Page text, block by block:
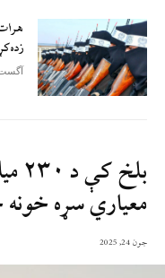
آگست 6,
معیاري سړه
جون 24, 2025